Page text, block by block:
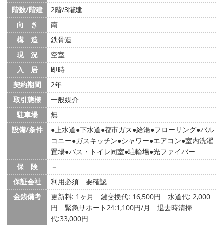
階数/階建
2階/3階建
向 き
南
構 造
鉄骨造
現 況
空室
入 居
即時
契約期間
2年
取引態様
一般媒介
駐車場
無
設備/条件
上水道 下水道 都市ガス 給湯 フローリング バル
コニー ガスキッチン シャワー エアコン 室内洗濯
置場 バス・トイレ同室 駐輪場 光ファイバー
保 険
－
保証会社
利用必須 要確認
金銭備考
更新料: 1ヶ月 鍵交換代: 16,500円
水道代: 2,000
円
緊急サポート24:1,100円/月 退去時清掃
代:33,000円